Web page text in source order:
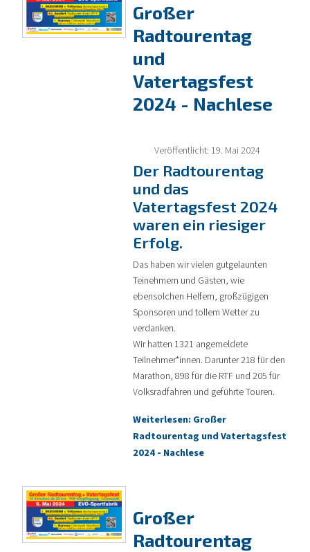
Großer
Radtourentag
und
Vatertagsfest
2024 - Nachlese
Veröffentlicht: 19. Mai 2024
Der Radtourentag
und das
Vatertagsfest 2024
waren ein riesiger
Erfolg.
Das haben wir vielen gutgelaunten
Teinehmern und Gästen, wie
ebensolchen Helfern, großzügigen
Sponsoren und tollem Wetter zu
verdanken.
Wir hatten 1321 angemeldete
Teilnehmer*innen. Darunter 218 für den
Marathon, 898 für die RTF und 205 für
Volksradfahren und geführte Touren.
Weiterlesen: Großer
Radtourentag und Vatertagsfest
2024 - Nachlese
Großer
Radtourentag